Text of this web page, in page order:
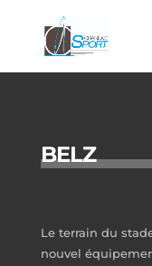
BELZ
Le terrain du
nouvel